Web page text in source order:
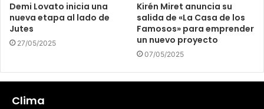
Demi Lovato inicia una
nueva etapa al lado de
Jutes
27/05/2025
Kirén Miret anuncia su
salida de «La Casa de los
Famosos» para emprender
un nuevo proyecto
07/05/2025
Clima